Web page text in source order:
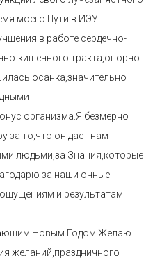
моего Пути в ИЭУ
в работе сердечно-
кишечного тракта,опорно-
осанка,значительно
организма.Я безмерно
за то,что он дает нам
людьми,за Знания,которые
за наши очные
и результатам
Новым Годом!Желаю
желаний,праздничного